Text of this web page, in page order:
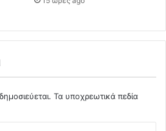
Τα υποχρεωτικά πεδία